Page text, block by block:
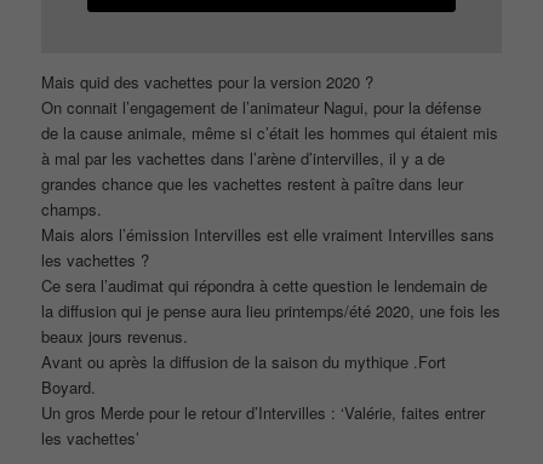
Mais quid des vachettes pour la version 2020 ?
On connait l’engagement de l’animateur Nagui, pour la défense
de la cause animale, même si c’était les hommes qui étaient mis
à mal par les vachettes dans l’arène d’intervilles, il y a de
grandes chance que les vachettes restent à paître dans leur
champs.
Mais alors l’émission Intervilles est elle vraiment Intervilles sans
les vachettes ?
Ce sera l’audimat qui répondra à cette question le lendemain de
la diffusion qui je pense aura lieu printemps/été 2020, une fois les
beaux jours revenus.
Avant ou après la diffusion de la saison du mythique .Fort
Boyard.
Un gros Merde pour le retour d’Intervilles : ‘Valérie, faites entrer
les vachettes’